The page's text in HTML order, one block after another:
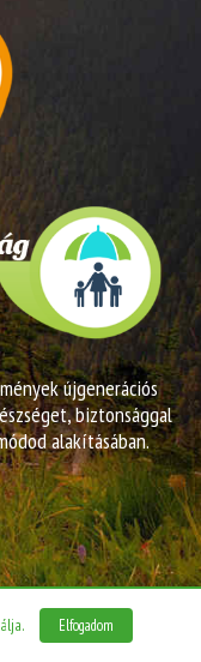
újgenerációs
biztonsággal
alakításában.
Elfogadom